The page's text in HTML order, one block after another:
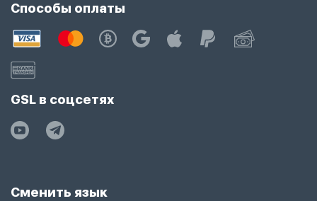
Способы оплаты
GSL в соцсетях
Сменить язык